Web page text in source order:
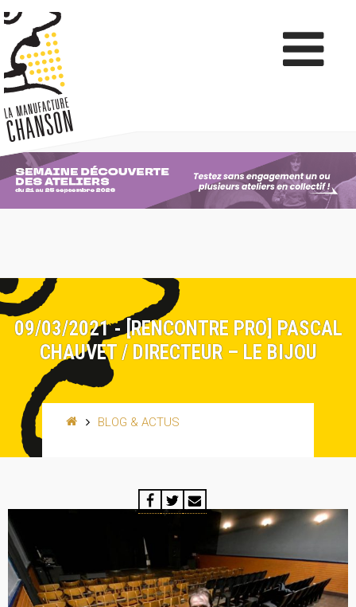
09/03/2021 - [RENCONTRE PRO] PASCAL
CHAUVET / DIRECTEUR – LE BIJOU
BLOG & ACTUS